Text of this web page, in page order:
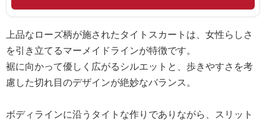
上品なローズ柄が施されたタイトスカートは、女性らしさ
を引き立てるマーメイドラインが特徴です。
裾に向かって優しく広がるシルエットと、歩きやすさを考
慮した切れ目のデザインが絶妙なバランス。
ボディラインに沿うタイトな作りでありながら、スリット